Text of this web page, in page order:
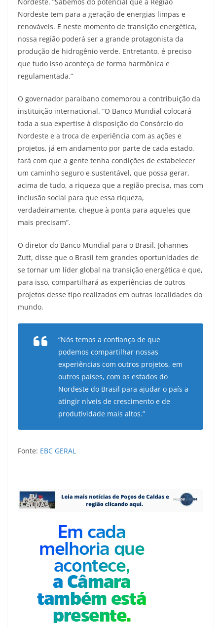
Nordeste tem para a geração de energias limpas e
renováveis. E neste momento de transição energética,
nossa região poderá ser a grande protagonista da
produção de hidrogênio verde. Entretanto, é preciso
que tudo isso aconteça de forma harmônica e
regulamentada.”
O governador paraibano comemorou a contribuição da
instituição internacional. “O Banco Mundial colocará
toda a sua expertise à disposição do Consórcio do
Nordeste e a troca de experiência com as ações e
projetos, já em andamento por parte de cada estado,
fará com que a gente tenha condições de estabelecer
um caminho seguro e sustentável, que possa gerar,
acima de tudo, a riqueza que a região precisa, mas com
inclusão social para que essa riqueza,
verdadeiramente, chegue à ponta para aqueles que
mais precisam”.
O diretor do Banco Mundial para o Brasil, Johannes
Zutt, disse que o Brasil tem grandes oportunidades de
se tornar um líder global na transição energética e que,
para isso, compartilhará as experiências de outros
projetos desse tipo realizados em outras localidades do
mundo.
“Nós temos a confiança de que
podemos compartilhar nossas
experiências com outros projetos, em
outros países, com os estados do
Nordeste do Brasil para ajudar o país a
atingir níveis de crescimento e de
produtividade mais altos.”
Fonte: EBC GERAL